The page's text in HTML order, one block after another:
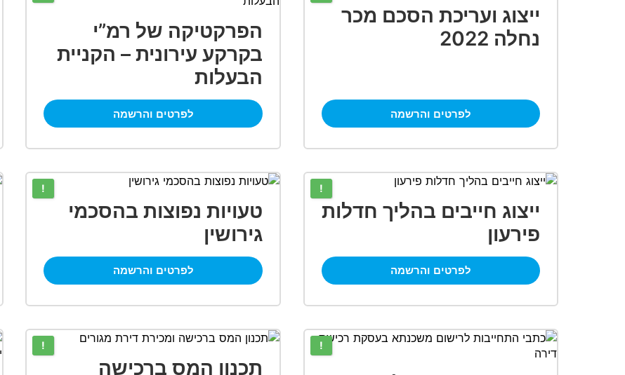
ייצוג ועריכת הסכם מכר
נחלה 2022
לפרטים והרשמה
הפרקטיקה של רמ”י
בקרקע עירונית – הקניית
הבעלות
לפרטים והרשמה
!
ייצוג חייבים בהליך חדלות
פירעון
לפרטים והרשמה
!
טעויות נפוצות בהסכמי
גירושין
לפרטים והרשמה
!
!
תכנון המס ברכישה